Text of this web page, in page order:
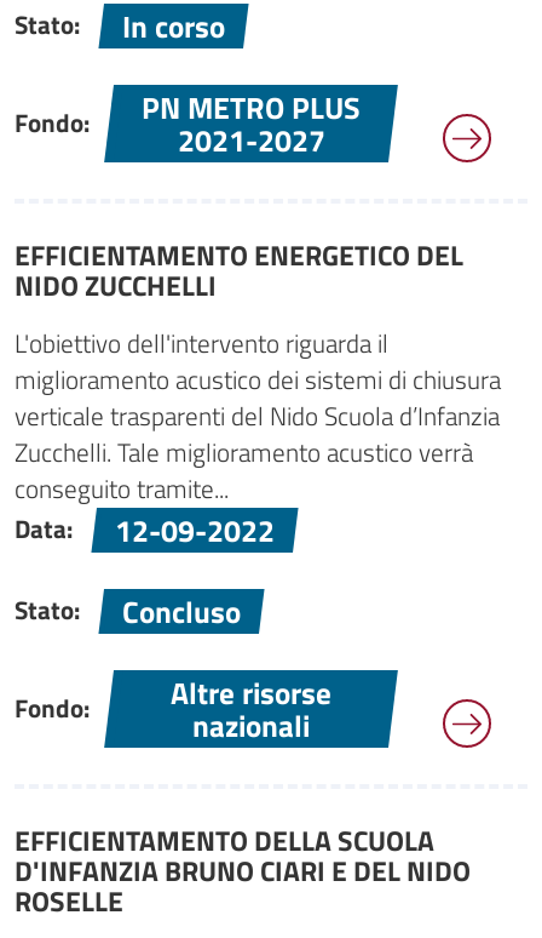
Stato: In corso
Fondo: PN METRO PLUS
2021-2027
EFFICIENTAMENTO ENERGETICO DEL
NIDO ZUCCHELLI
L'obiettivo dell'intervento riguarda il
miglioramento acustico dei sistemi di chiusura
verticale trasparenti del Nido Scuola d’Infanzia
Zucchelli. Tale miglioramento acustico verrà
conseguito tramite...
Data:
12-09-2022
Stato: Concluso
Fondo: Altre risorse
nazionali
EFFICIENTAMENTO DELLA SCUOLA
D'INFANZIA BRUNO CIARI E DEL NIDO
ROSELLE